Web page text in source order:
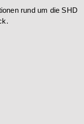
rund um die SHD